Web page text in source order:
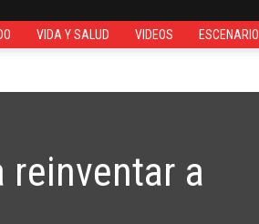
Segundo
VIDA Y SALUD VIDEOS ESCENARIO
reinventar a